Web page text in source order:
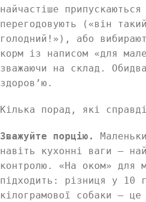
найчастіше
перегодовують («він
голодний!»), або
корм із написом «для
зважаючи на склад.
здоров’ю.
Кілька порад, які
Зважуйте порцію.
навіть кухонні ваги —
контролю. «На оком» для
підходить: різниця у 10
кілограмової собаки — це